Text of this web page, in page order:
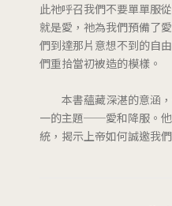
此祂呼召我們不要單單服
就是愛，祂為我們預備了
們到達那片意想不到的自
們重拾當初被造的模樣。
本書蘊藏深湛的意涵，
一的主題──愛和降服。
統，揭示上帝如何誠邀我